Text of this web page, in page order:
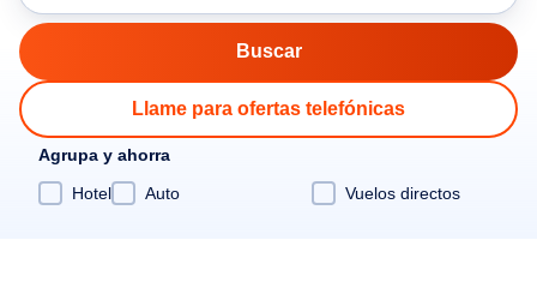
Llame para ofertas telefónicas
Agrupa y ahorra
Hotel
Auto Vuelos directos